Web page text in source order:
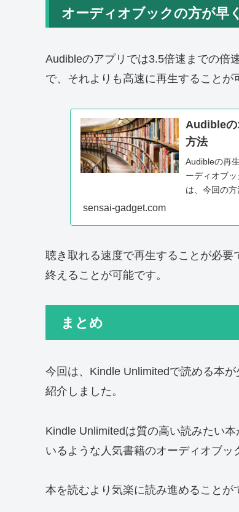
オーディオブックの方が早
Audibleのアプリでは3.5倍速までの倍
で、それよりも高速に再生することが
Audibleの
方法
Audibleの再
ーディオブ
は、今回の
sensai-gadget.com
聴き取れる速度で再生することが必
終えることが可能です。
まとめ
今回は、Kindle Unlimitedで読める本
紹介しました。
Kindle Unlimitedは質の高い読みたい
いるような人気書籍のオーディオブッ
本を読むより気楽に読み進めることが